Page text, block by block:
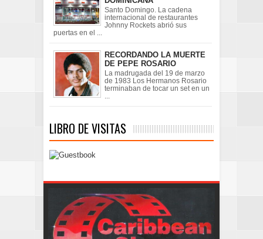
Santo Domingo. La cadena
internacional de restaurantes
Johnny Rockets abrió sus
puertas en el ...
RECORDANDO LA MUERTE
DE PEPE ROSARIO
La madrugada del 19 de marzo
de 1983 Los Hermanos Rosario
terminaban de tocar un set en un
LIBRO DE VISITAS